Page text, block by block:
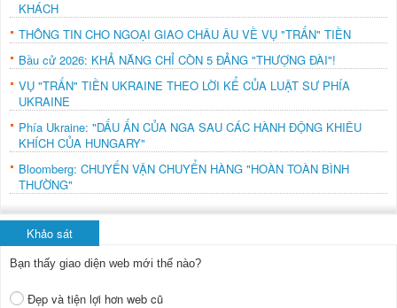
KHÁCH
THÔNG TIN CHO NGOẠI GIAO CHÂU ÂU VỀ VỤ "TRẤN" TIỀN
Bầu cử 2026: KHẢ NĂNG CHỈ CÒN 5 ĐẢNG "THƯỢNG ĐÀI"!
VỤ "TRẤN" TIỀN UKRAINE THEO LỜI KỂ CỦA LUẬT SƯ PHÍA
UKRAINE
Phía Ukraine: "DẤU ẤN CỦA NGA SAU CÁC HÀNH ĐỘNG KHIÊU
KHÍCH CỦA HUNGARY"
Bloomberg: CHUYẾN VẬN CHUYỂN HÀNG "HOÀN TOÀN BÌNH
THƯỜNG"
Khảo sát
Bạn thấy giao diện web mới thế nào?
Đẹp và tiện lợi hơn web cũ